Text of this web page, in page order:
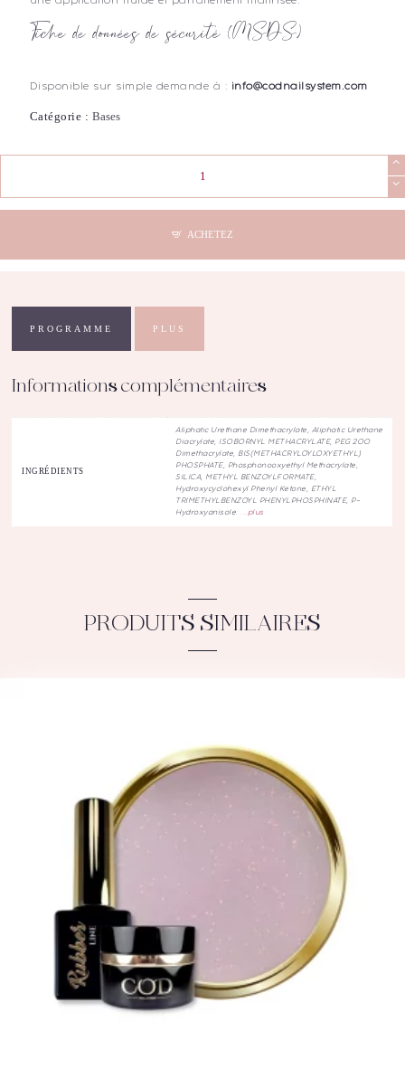
Fiche de données de sécurité (MSDS)
Disponible sur simple demande à : info@codnailsystem.com
Catégorie : Bases
COD
ACHETEZ
PROGRAMME PLUS
Informations complémentaires
INGRÉDIENTS
Aliphatic Urethane Dimethacrylate, Aliphatic Urethane
Diacrylate, ISOBORNYL METHACRYLATE, PEG 200
Dimethacrylate, BIS(METHACRYLOYLOXYETHYL)
PHOSPHATE, Phosphonooxyethyl Methacrylate,
SILICA, METHYL BENZOYLFORMATE,
Hydroxycyclohexyl Phenyl Ketone, ETHYL
TRIMETHYLBENZOYL PHENYLPHOSPHINATE, P-
Hydroxyanisole. ...plus
PRODUITS SIMILAIRES